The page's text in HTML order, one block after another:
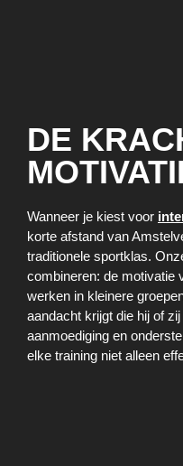
DE
Wanneer je kiest voor
korte afstand van
traditionele sportklas.
combineren: de motivatie
werken in kleinere
aandacht krijgt die hij of
aanmoediging en
elke training niet alleen